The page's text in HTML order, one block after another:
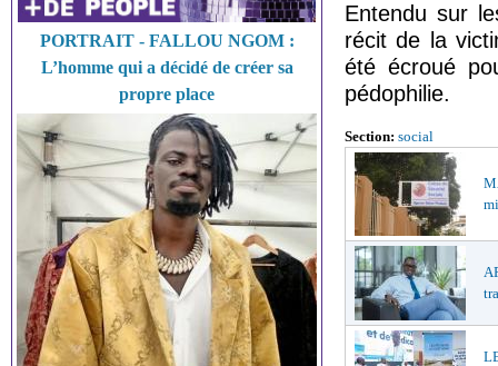
PORTRAIT - FALLOU NGOM :
L’homme qui a décidé de créer sa
propre place
Entendu sur
récit de la
été écroué
pédophilie.
Section: social